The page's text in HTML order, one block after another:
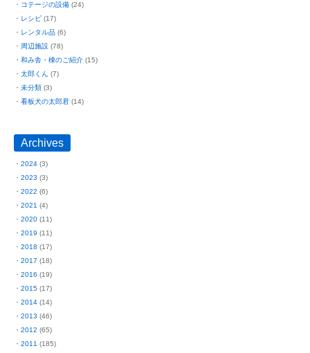
コテージの設備 (24)
レシピ (17)
レンタル品 (6)
周辺施設 (78)
和み舎・棟のご紹介 (15)
太郎くん (7)
未分類 (3)
看板犬の太郎君 (14)
Archives
2024 (3)
2023 (3)
2022 (6)
2021 (4)
2020 (11)
2019 (11)
2018 (17)
2017 (18)
2016 (19)
2015 (17)
2014 (14)
2013 (46)
2012 (65)
2011 (185)